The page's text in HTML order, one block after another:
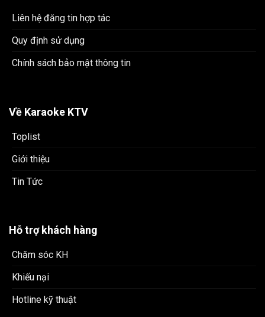
Liên hệ đăng tin hợp tác
Quy định sử dụng
Chính sách bảo mật thông tin
Về Karaoke KTV
Toplist
Giới thiệu
Tin Tức
Hỗ trợ khách hàng
Chăm sóc KH
Khiếu nại
Hotline kỹ thuật